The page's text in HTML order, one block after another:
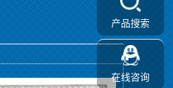
产品搜索
在线咨询